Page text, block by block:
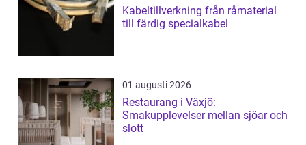
Kabeltillverkning från råmaterial
till färdig specialkabel
01 augusti 2026
Restaurang i Växjö:
Smakupplevelser mellan sjöar och
slott